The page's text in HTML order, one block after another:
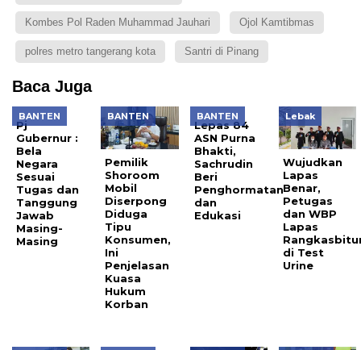
Kombes Pol Raden Muhammad Jauhari Ojol Kamtibmas
polres metro tangerang kota Santri di Pinang
Baca Juga
BANTEN
Pj
Gubernur :
Bela
Negara
Sesuai
Tugas dan
Tanggung
Jawab
Masing-
Masing
BANTEN
Pemilik
Shoroom
Mobil
Diserpong
Diduga
Tipu
Konsumen,
Ini
Penjelasan
Kuasa
Hukum
Korban
BANTEN
Lepas 84
ASN Purna
Bhakti,
Sachrudin
Beri
Penghormatan
dan
Edukasi
Lebak
Wujudkan
Lapas
Benar,
Petugas
dan WBP
Lapas
di Test
Urine